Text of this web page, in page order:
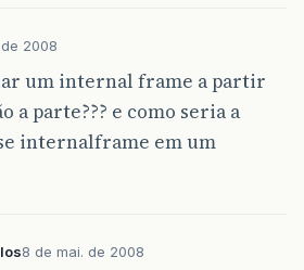
2008
um internal frame a partir
a parte??? e como seria a
internalframe em um
8 de mai. de 2008